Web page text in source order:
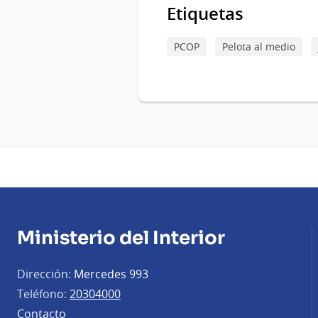
Etiquetas
PCOP Pelota al medio
Ministerio del Interior
Dirección: Mercedes 993
Teléfono: 20304000
Contacto